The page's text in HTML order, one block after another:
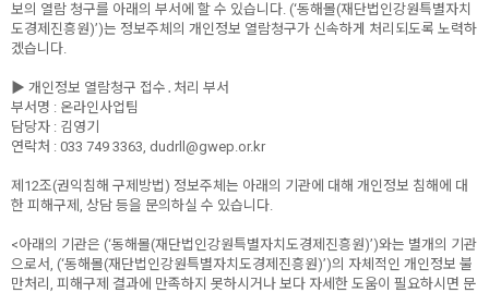
보의 열람 청구를 아래의 부서에 할 수 있습니다. (‘동해몰(재단법인강원특별자치
도경제진흥원)’)는 정보주체의 개인정보 열람청구가 신속하게 처리되도록 노력하
겠습니다.
▶ 개인정보 열람청구 접수․처리 부서
부서명 : 온라인사업팀
담당자 : 김영기
연락처 : 033 749 3363, dudrll@gwep.or.kr
제12조(권익침해 구제방법) 정보주체는 아래의 기관에 대해 개인정보 침해에 대
한 피해구제, 상담 등을 문의하실 수 있습니다.
<아래의 기관은 (‘동해몰(재단법인강원특별자치도경제진흥원)’)와는 별개의 기관
으로서, (‘동해몰(재단법인강원특별자치도경제진흥원)’)의 자체적인 개인정보 불
만처리, 피해구제 결과에 만족하지 못하시거나 보다 자세한 도움이 필요하시면 문